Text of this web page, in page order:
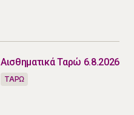
Αισθηματικά Ταρώ 6.8.2026
ΤΑΡΩ